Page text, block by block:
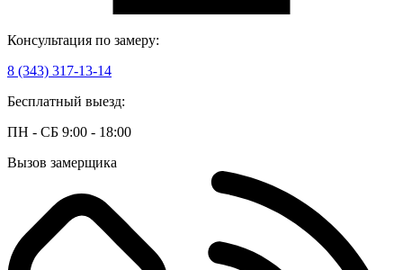
Консультация по замеру:
8 (343) 317-13-14
Бесплатный выезд:
ПН - СБ 9:00 - 18:00
Вызов замерщика